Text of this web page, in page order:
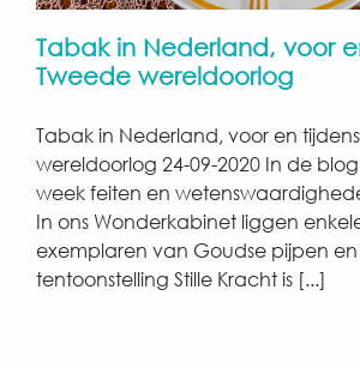
Tabak in Nederland, voor
Tweede wereldoorlog
Tabak in Nederland, voor en
wereldoorlog 24-09-2020 In de
week feiten en
In ons Wonderkabinet liggen
exemplaren van Goudse pijpen
tentoonstelling Stille Kracht is [...]